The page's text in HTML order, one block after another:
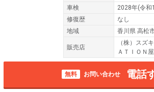
車検
2028年(令和
修復歴
なし
地域
香川県 高松
販売店
（株）スズ
ＡＴＩＯＮ
無料 お問い合わせ 電話